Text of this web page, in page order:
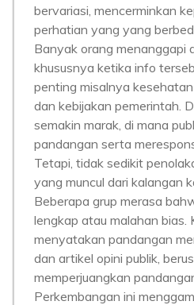
bervariasi, mencerminkan
perhatian yang yang
Banyak orang menanggapi
khususnya ketika info
penting misalnya
dan kebijakan pemerintah.
semakin marak, di mana
pandangan serta
Tetapi, tidak sedikit
yang muncul dari kalangan
Beberapa grup merasa
lengkap atau malahan bias.
menyatakan pandangan
dan artikel opini publik,
memperjuangkan
Perkembangan ini